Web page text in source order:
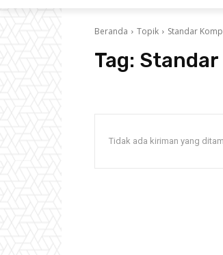
Beranda Topik Standar
Tag:
Tidak ada kiriman yang